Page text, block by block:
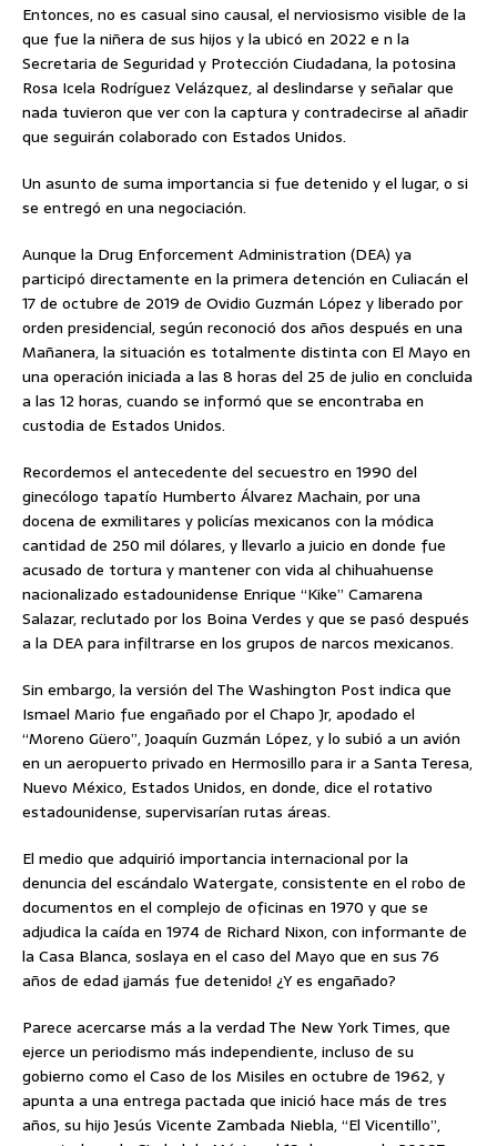
Entonces, no es casual sino causal, el nerviosismo visible de la
que fue la niñera de sus hijos y la ubicó en 2022 e n la
Secretaria de Seguridad y Protección Ciudadana, la potosina
Rosa Icela Rodríguez Velázquez, al deslindarse y señalar que
nada tuvieron que ver con la captura y contradecirse al añadir
que seguirán colaborado con Estados Unidos.
Un asunto de suma importancia si fue detenido y el lugar, o si
se entregó en una negociación.
Aunque la Drug Enforcement Administration (DEA) ya
participó directamente en la primera detención en Culiacán el
17 de octubre de 2019 de Ovidio Guzmán López y liberado por
orden presidencial, según reconoció dos años después en una
Mañanera, la situación es totalmente distinta con El Mayo en
una operación iniciada a las 8 horas del 25 de julio en concluida
a las 12 horas, cuando se informó que se encontraba en
custodia de Estados Unidos.
Recordemos el antecedente del secuestro en 1990 del
ginecólogo tapatío Humberto Álvarez Machain, por una
docena de exmilitares y policías mexicanos con la módica
cantidad de 250 mil dólares, y llevarlo a juicio en donde fue
acusado de tortura y mantener con vida al chihuahuense
nacionalizado estadounidense Enrique “Kike” Camarena
Salazar, reclutado por los Boina Verdes y que se pasó después
a la DEA para infiltrarse en los grupos de narcos mexicanos.
Sin embargo, la versión del The Washington Post indica que
Ismael Mario fue engañado por el Chapo Jr, apodado el
“Moreno Güero”, Joaquín Guzmán López, y lo subió a un avión
en un aeropuerto privado en Hermosillo para ir a Santa Teresa,
Nuevo México, Estados Unidos, en donde, dice el rotativo
estadounidense, supervisarían rutas áreas.
El medio que adquirió importancia internacional por la
denuncia del escándalo Watergate, consistente en el robo de
documentos en el complejo de oficinas en 1970 y que se
adjudica la caída en 1974 de Richard Nixon, con informante de
la Casa Blanca, soslaya en el caso del Mayo que en sus 76
años de edad ¡jamás fue detenido! ¿Y es engañado?
Parece acercarse más a la verdad The New York Times, que
ejerce un periodismo más independiente, incluso de su
gobierno como el Caso de los Misiles en octubre de 1962, y
apunta a una entrega pactada que inició hace más de tres
años, su hijo Jesús Vicente Zambada Niebla, “El Vicentillo”,